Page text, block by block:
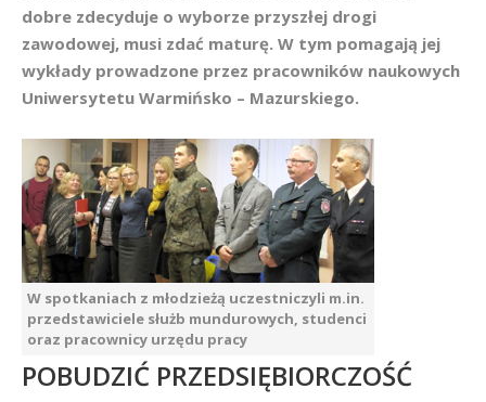
dobre zdecyduje o wyborze przyszłej drogi
zawodowej, musi zdać maturę. W tym pomagają jej
wykłady prowadzone przez pracowników naukowych
Uniwersytetu Warmińsko – Mazurskiego.
W spotkaniach z młodzieżą uczestniczyli m.in.
przedstawiciele służb mundurowych, studenci
oraz pracownicy urzędu pracy
POBUDZIĆ PRZEDSIĘBIORCZOŚĆ